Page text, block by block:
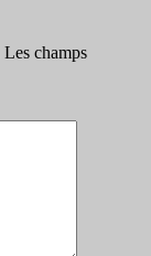
Les champs